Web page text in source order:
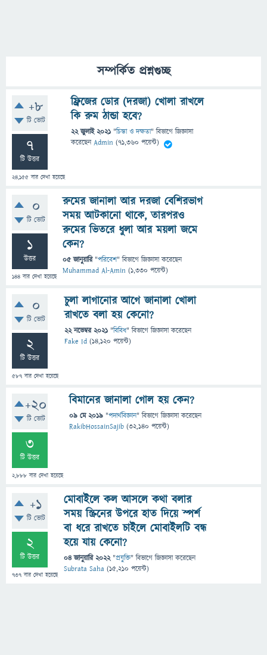
সম্পর্কিত প্রশ্নগুচ্ছ
+8
টি ভোট
7
টি উত্তর
24,155 বার দেখা হয়েছে
ফ্রিজের ডোর (দরজা) খোলা রাখলে
কি রুম ঠান্ডা হবে?
22 জুলাই 2021 "চিন্তা ও দক্ষতা" বিভাগে জিজ্ঞাসা
করেছেনAdmin (71,360 পয়েন্ট)
0
টি ভোট
1
উত্তর
144 বার দেখা হয়েছে
রুমের জানালা আর দরজা বেশিরভাগ
সময় আটকানো থাকে, তারপরও
রুমের ভিতরে ধুলা আর ময়লা জমে
কেন?
05 জানুয়ারি "পরিবেশ" বিভাগে জিজ্ঞাসাকরেছেন
Muhammad Al-Amin (1,330 পয়েন্ট)
0
টি ভোট
2
টি উত্তর
587 বার দেখা হয়েছে
চুলা লাগানোর আগে জানালা খোলা
রাখতে বলা হয় কেনো?
22 নভেম্বর 2021 "বিবিধ" বিভাগে জিজ্ঞাসাকরেছেন
Fake Id (14,120 পয়েন্ট)
+20
টি ভোট
3
টি উত্তর
2,888 বার দেখা হয়েছে
বিমানের জানালা গোল হয় কেন?
09 মে 2019 "পদার্থবিজ্ঞান" বিভাগে জিজ্ঞাসাকরেছেন
RakibHossainSajib (32,140 পয়েন্ট)
+1
টি ভোট
2
টি উত্তর
737 বার দেখা হয়েছে
মোবাইলে কল আসলে কথা বলার
সময় স্ক্রিনের উপরে হাত দিয়ে স্পর্শ
বা ধরে রাখতে চাইলে মোবাইলটি বন্ধ
হয়ে যায় কেনো?
04 জানুয়ারি 2022 "প্রযুক্তি" বিভাগে জিজ্ঞাসাকরেছেন
Subrata Saha (15,210 পয়েন্ট)